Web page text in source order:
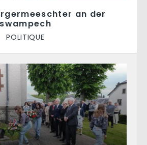
an der
POLITIQUE